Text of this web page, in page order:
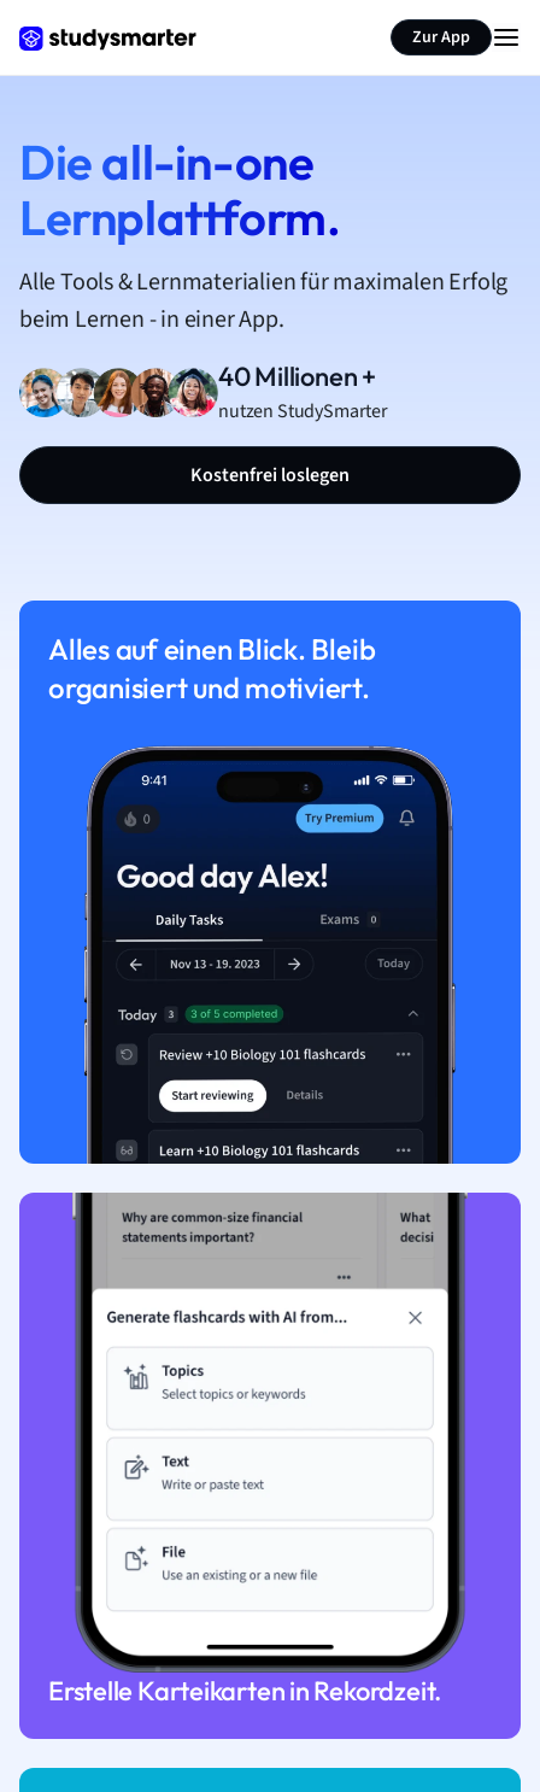
Zur App
Die all-in-one
Lernplattform.
Alle Tools & Lernmaterialien für maximalen Erfolg
beim Lernen - in einer App.
40 Millionen +
nutzen StudySmarter
Kostenfrei loslegen
Alles auf einen Blick. Bleib
organisiert und motiviert.
Erstelle Karteikarten in Rekordzeit.